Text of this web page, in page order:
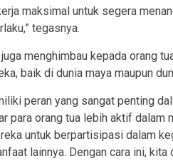
maksimal untuk segera
tegasnya.
menghimbau kepada orang
baik di dunia maya maupun
peran yang sangat penting
para orang tua lebih aktif dalam
untuk berpartisipasi dalam
lainnya. Dengan cara ini,